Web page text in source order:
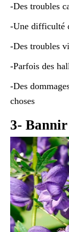
-Des troubles
-Une difficulté
-Des troubles
-Parfois des
-Des
choses
3-